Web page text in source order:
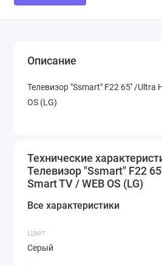
Описание
Телевизор "Ssmart" F22 65'' /Ultra
OS (LG)
Технические
Телевизор "Ssmart" F22
Smart TV / WEB OS (LG)
Все характеристики
Цвет
Серый